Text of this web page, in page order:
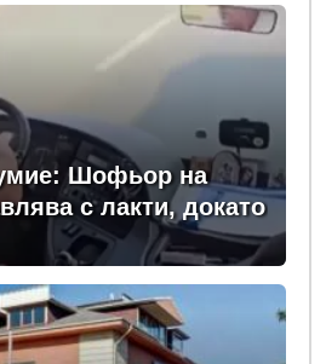
Шофьор на
с лакти, докато